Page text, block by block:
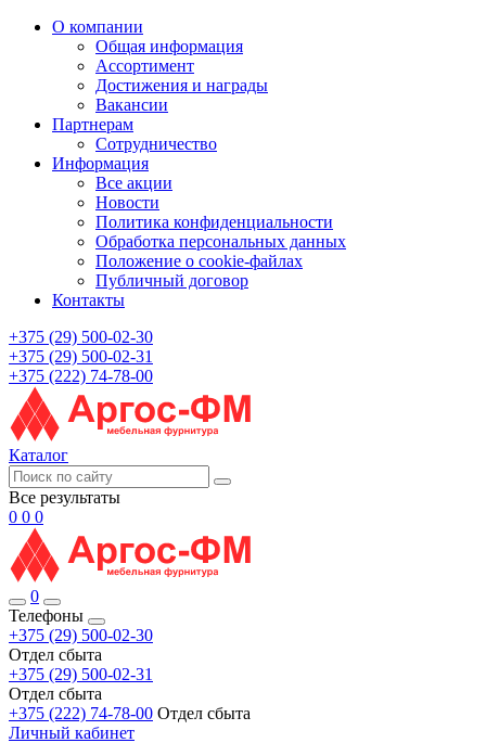
О компании
Общая информация
Ассортимент
Достижения и награды
Вакансии
Партнерам
Сотрудничество
Информация
Все акции
Новости
Политика конфиденциальности
Обработка персональных данных
Положение о cookie-файлах
Публичный договор
Контакты
+375 (29) 500-02-30
+375 (29) 500-02-31
+375 (222) 74-78-00
Каталог
Все результаты
0 0 0
0
Телефоны
+375 (29) 500-02-30
Отдел сбыта
+375 (29) 500-02-31
Отдел сбыта
+375 (222) 74-78-00 Отдел сбыта
Личный кабинет